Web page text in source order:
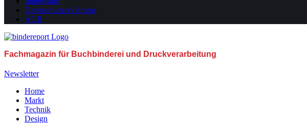
Datenschutzerklärung
AGB
Fachmagazin für Buchbinderei und Druckverarbeitung
Newsletter
Home
Markt
Technik
Design